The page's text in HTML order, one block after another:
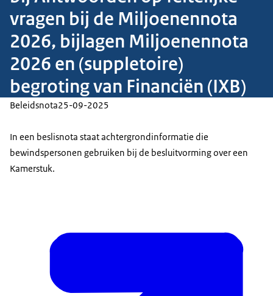
vragen bij de Miljoenennota
2026, bijlagen Miljoenennota
2026 en (suppletoire)
begroting van Financiën (IXB)
Beleidsnota25-09-2025
In een beslisnota staat achtergrondinformatie die
bewindspersonen gebruiken bij de besluitvorming over een
Kamerstuk.